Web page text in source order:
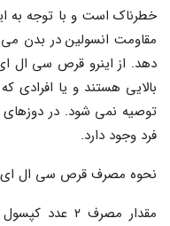
مقاومت انسولین در بدن
بالایی هستند و یا
توصیه نمی شود. در دوزهای
فرد وجود دارد.
نحوه مصرف قرص سی ال ای CLA :